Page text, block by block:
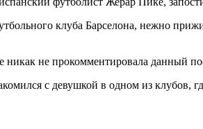
клуба Барселона, нежно
никак не прокомментировала данный
с девушкой в одном из клубов,